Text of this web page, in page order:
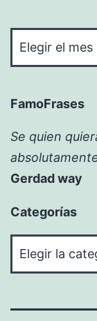
FamoFrases
Se quien
Gerdad way
Categorías